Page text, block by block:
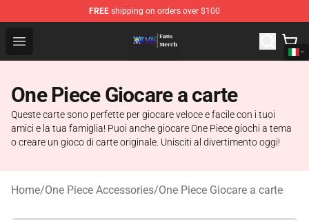
FREE shipping on orders over $100
Open menu
One Piece Store - Official One Piece Merchandise Shop
One Piece Giocare a carte
Queste carte sono perfette per giocare veloce e facile con i tuoi
amici e la tua famiglia! Puoi anche giocare One Piece giochi a tema
o creare un gioco di carte originale. Unisciti al divertimento oggi!
Home/One Piece Accessories/One Piece Giocare a carte